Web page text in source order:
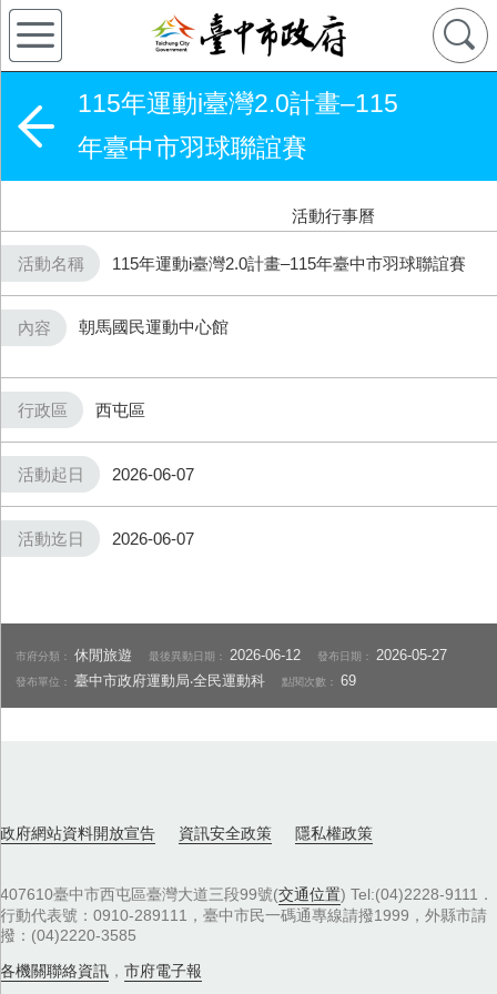
115年運動i臺灣2.0計畫–115
年臺中市羽球聯誼賽
活動行事曆
活動名稱 115年運動i臺灣2.0計畫–115年臺中市羽球聯誼賽
內容 朝馬國民運動中心館
行政區 西屯區
活動起日 2026-06-07
活動迄日 2026-06-07
市府分類：休閒旅遊 最後異動日期： 2026-06-12 發布日期： 2026-05-27
發布單位：臺中市政府運動局‧全民運動科 點閱次數：69
政府網站資料開放宣告 資訊安全政策 隱私權政策
407610臺中市西屯區臺灣大道三段99號(交通位置) Tel:(04)2228-9111．
行動代表號：0910-289111，臺中市民一碼通專線請撥1999，外縣市請
撥：(04)2220-3585
各機關聯絡資訊 ， 市府電子報